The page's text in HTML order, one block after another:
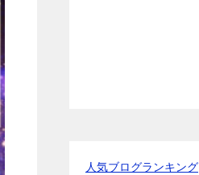
人気ブログランキング